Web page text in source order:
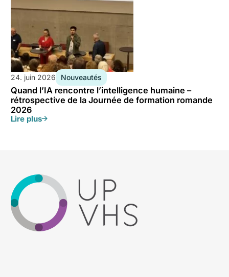
24. juin 2026 Nouveautés
Quand l’IA rencontre l’intelligence humaine –
rétrospective de la Journée de formation romande
2026
Lire plus